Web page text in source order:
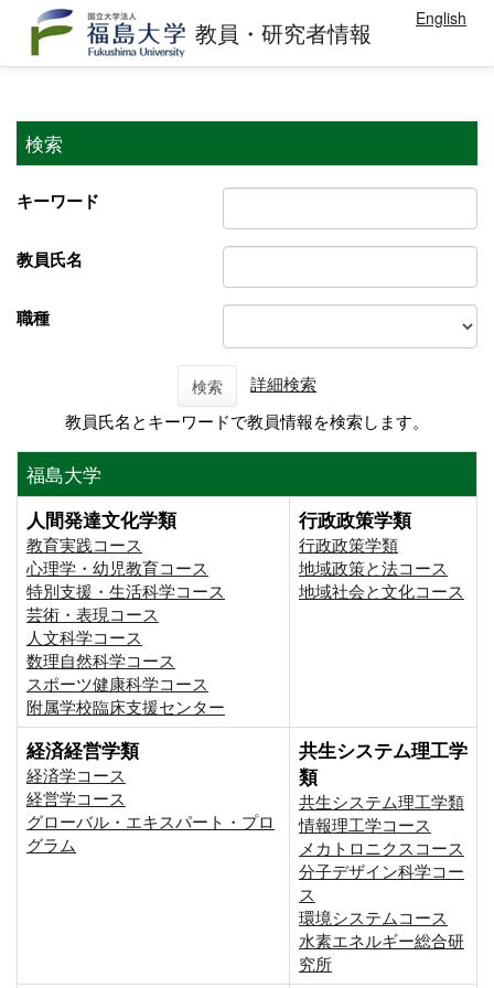
教員・研究者情報 English
検索
キーワード
教員氏名
職種
検索
詳細検索
教員氏名とキーワードで教員情報を検索します。
福島大学
人間発達文化学類
教育実践コース
心理学・幼児教育コース
特別支援・生活科学コース
芸術・表現コース
人文科学コース
数理自然科学コース
スポーツ健康科学コース
附属学校臨床支援センター
行政政策学類
行政政策学類
地域政策と法コース
地域社会と文化コース
経済経営学類
経済学コース
経営学コース
グローバル・エキスパート・プロ
グラム
共生システム理工学
類
共生システム理工学類
情報理工学コース
メカトロニクスコース
分子デザイン科学コー
ス
環境システムコース
⽔素エネルギー総合研
究所